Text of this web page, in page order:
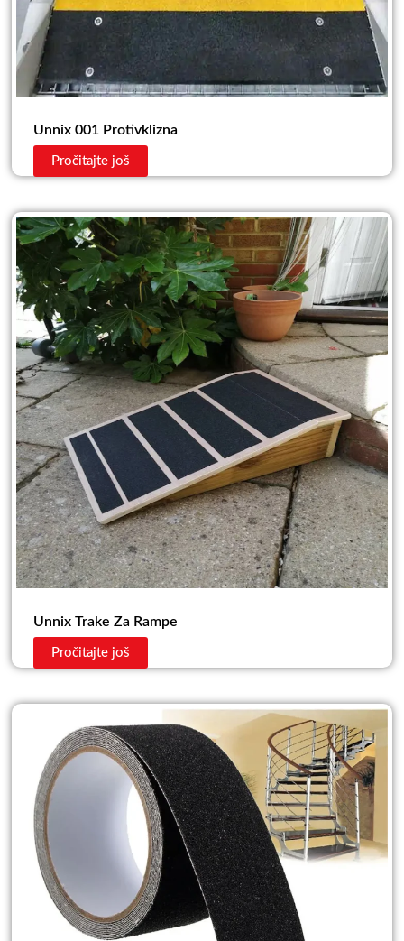
Unnix 001 Protivklizna
Pročitajte još
Unnix Trake Za Rampe
Pročitajte još